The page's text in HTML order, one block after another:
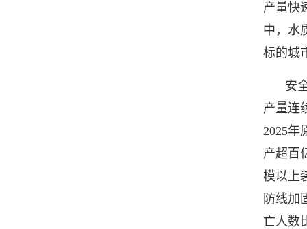
产量快
中，水
标的城
安
产量连
2025年
产超百
模以上
防线加
亡人数